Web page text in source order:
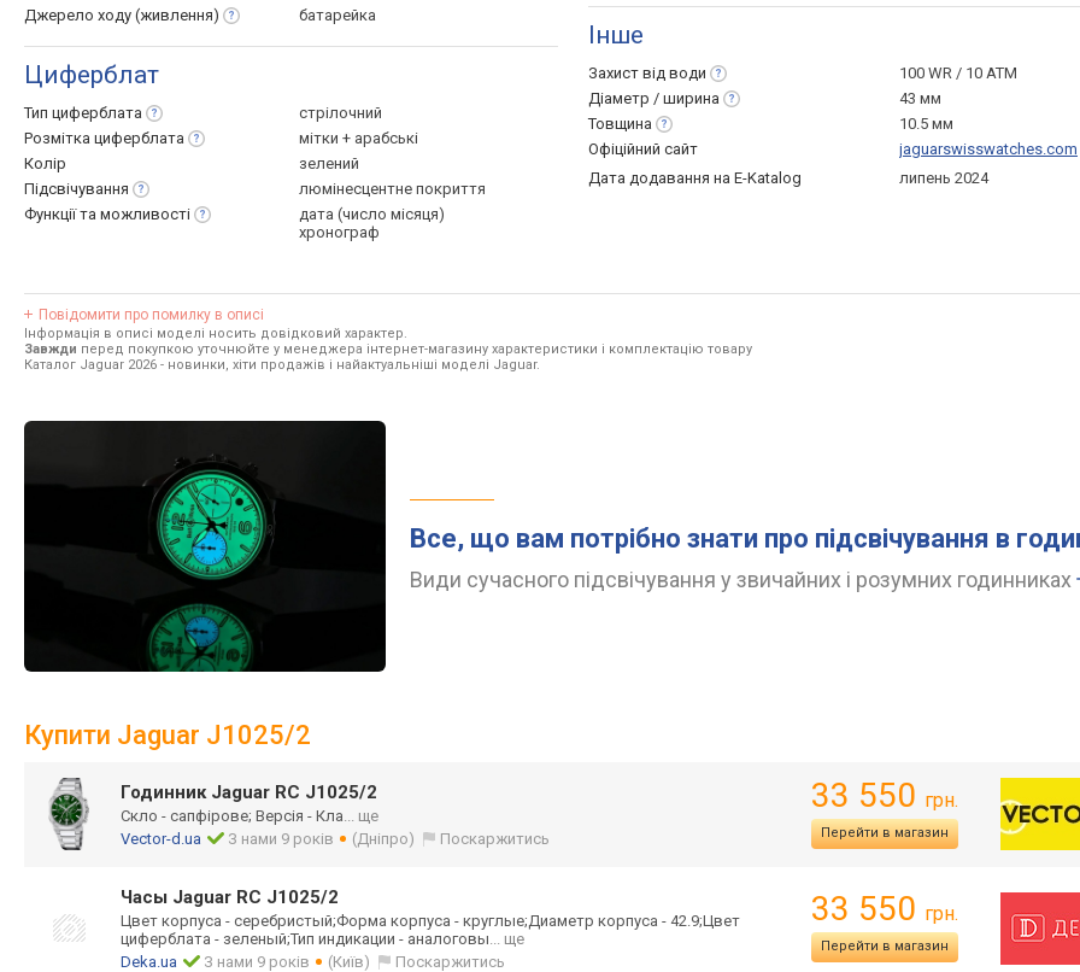
Джерело ходу (живлення) батарейка
Циферблат
Тип циферблата
стрілочний
Розмітка циферблата
мітки + арабські
Колір
зелений
Підсвічування
люмінесцентне покриття
Функції та можливості
дата (число місяця)
хронограф
Інше
Захист від води
100 WR / 10 ATM
Діаметр / ширина
43 мм
Товщина
10.5 мм
Офіційний сайт
jaguarswisswatches.com
Дата додавання на E-Katalog
липень 2024
Повідомити про помилку в описі
Інформація в описі моделі носить довідковий характер.
Завжди перед покупкою уточнюйте у менеджера інтернет-магазину характеристики і комплектацію товару
Каталог Jaguar 2026 - новинки, хіти продажів і найактуальніші моделі Jaguar.
Все, що вам потрібно знати про підсвічування в
Види сучасного підсвічування у звичайних і розумних годинниках
Купити Jaguar J1025/2
Годинник Jaguar RC J1025/2
Скло - сапфірове; Версія - Кла... ще
Vector-d.ua
З нами 9 років (Дніпро) Поскаржитись
33 550 грн.
Перейти в магазин
Часы Jaguar RC J1025/2
Цвет корпуса - серебристый;Форма корпуса - круглые;Диаметр корпуса - 42.9;Цвет
циферблата - зеленый;Тип индикации - аналоговы... ще
Deka.ua
З нами 9 років (Київ) Поскаржитись
33 550 грн.
Перейти в магазин